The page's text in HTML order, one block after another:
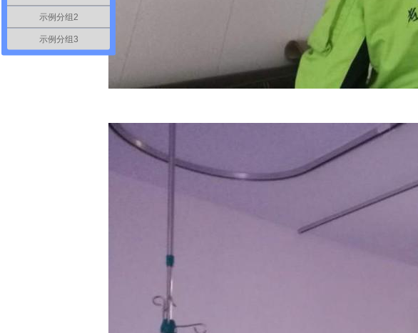
示例分组2
示例分组3